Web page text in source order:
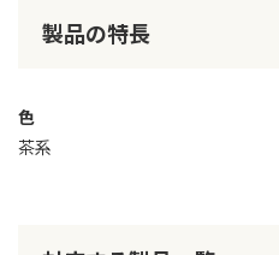
製品の特長
色
茶系